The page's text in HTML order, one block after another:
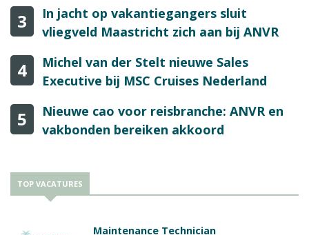
3
In jacht op vakantiegangers sluit
vliegveld Maastricht zich aan bij ANVR
4
Michel van der Stelt nieuwe Sales
Executive bij MSC Cruises Nederland
5
Nieuwe cao voor reisbranche: ANVR en
vakbonden bereiken akkoord
TOP VACATURES
Maintenance Technician